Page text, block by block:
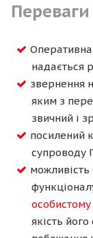
Переваги
надається
звернення
яким з
звичний і
посилений
супроводу
особистому
якість